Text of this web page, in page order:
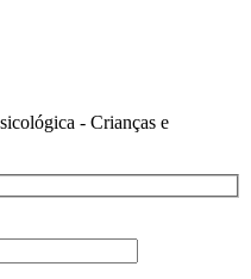
- Crianças e